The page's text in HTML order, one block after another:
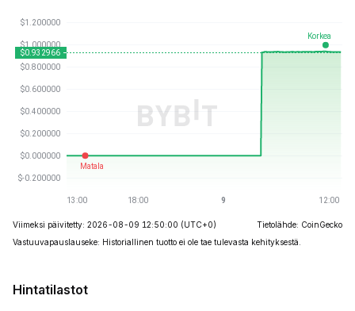
Viimeksi päivitetty: 2026-08-09 12:50:00 (UTC+0)
Tietolähde: CoinGecko
Vastuuvapauslauseke: Historiallinen tuotto ei ole tae tulevasta kehityksestä.
Hintatilastot